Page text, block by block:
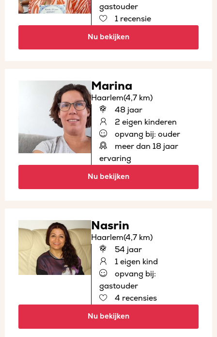
gastouder
1 recensie
Nu bekijken
Marina
Haarlem(4,7 km)
48 jaar
2 eigen kinderen
opvang bij: ouder
meer dan 18 jaar
ervaring
Nu bekijken
Nasrin
Haarlem(4,7 km)
54 jaar
1 eigen kind
opvang bij:
gastouder
4 recensies
Nu bekijken